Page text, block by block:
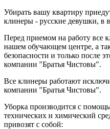
Убирать вашу квартиру
клинеры - русские девушки, в
Перед приемом на работу все
нашем обучающем центре, а
безопасности и только после
компании "Братья Чистовы".
Все клинеры работают
компании "Братья Чистовы".
Уборка производится с
технических и химический
привозят с собой: